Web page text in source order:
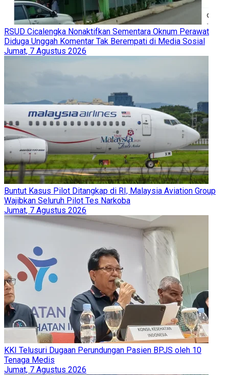
RSUD Cicalengka Nonaktifkan Sementara Oknum Perawat
Diduga Unggah Komentar Tak Berempati di Media Sosial
Jumat, 7 Agustus 2026
Buntut Kasus Pilot Ditangkap di RI, Malaysia Aviation Group
Wajibkan Seluruh Pilot Tes Narkoba
Jumat, 7 Agustus 2026
KKI Telusuri Dugaan Perundungan Pasien BPJS oleh 10
Tenaga Medis
Jumat, 7 Agustus 2026